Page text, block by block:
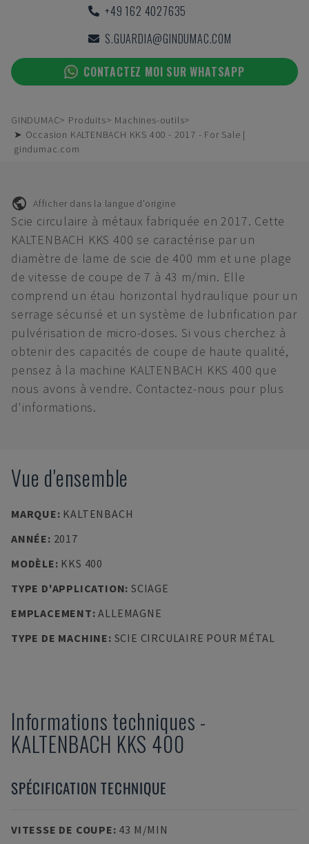
+49 162 4027635
S.GUARDIA@GINDUMAC.COM
CONTACTEZ MOI SUR WHATSAPP
GINDUMAC Produits
Machines-outils
➤ Occasion KALTENBACH KKS 400 - 2017 - For Sale |
gindumac.com
Afficher dans la langue d'origine
Scie circulaire à métaux fabriquée en 2017. Cette
KALTENBACH KKS 400 se caractérise par un
diamètre de lame de scie de 400 mm et une plage
de vitesse de coupe de 7 à 43 m/min. Elle
comprend un étau horizontal hydraulique pour un
serrage sécurisé et un système de lubrification par
pulvérisation de micro-doses. Si vous cherchez à
obtenir des capacités de coupe de haute qualité,
pensez à la machine KALTENBACH KKS 400 que
nous avons à vendre. Contactez-nous pour plus
d'informations.
Vue d'ensemble
MARQUE: KALTENBACH
ANNÉE: 2017
MODÈLE: KKS 400
TYPE D'APPLICATION: SCIAGE
EMPLACEMENT:ALLEMAGNE
TYPE DE MACHINE: SCIE CIRCULAIRE POUR MÉTAL
Informations techniques -
KALTENBACH KKS 400
SPÉCIFICATION TECHNIQUE
VITESSE DE COUPE: 43 M/MIN